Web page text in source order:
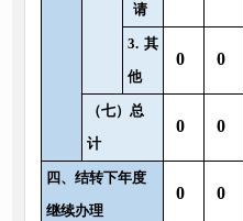
请
3. 其
他
0 0
（七）总
计
0 0
四、结转下年度
继续办理
0 0